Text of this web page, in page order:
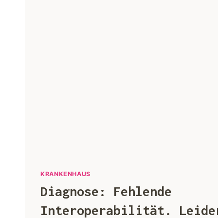
KRANKENHAUS
Diagnose: Fehlende
Interoperabilität.